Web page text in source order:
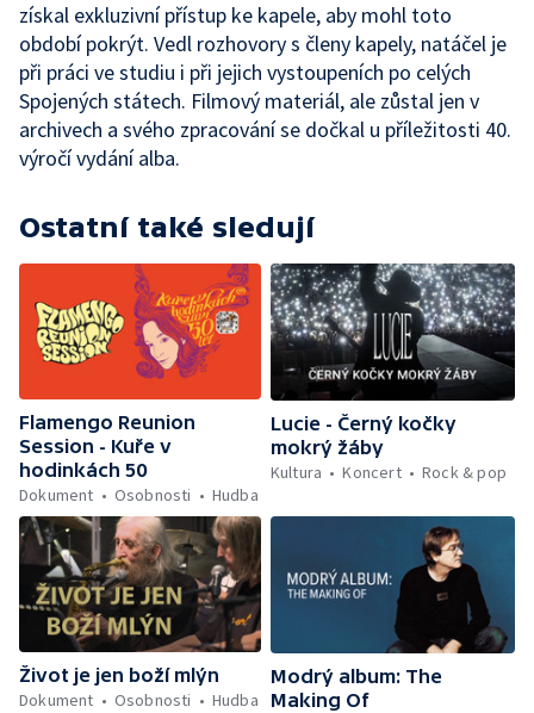
získal exkluzivní přístup ke kapele, aby mohl toto
období pokrýt. Vedl rozhovory s členy kapely, natáčel je
při práci ve studiu i při jejich vystoupeních po celých
Spojených státech. Filmový materiál, ale zůstal jen v
archivech a svého zpracování se dočkal u příležitosti 40.
výročí vydání alba.
Ostatní také sledují
Flamengo Reunion
Session - Kuře v
hodinkách 50
Dokument
Osobnosti Hudba
Lucie - Černý kočky
mokrý žáby
Kultura
Koncert Rock & pop
Život je jen boží mlýn
Dokument
Osobnosti Hudba
Modrý album: The
Making Of